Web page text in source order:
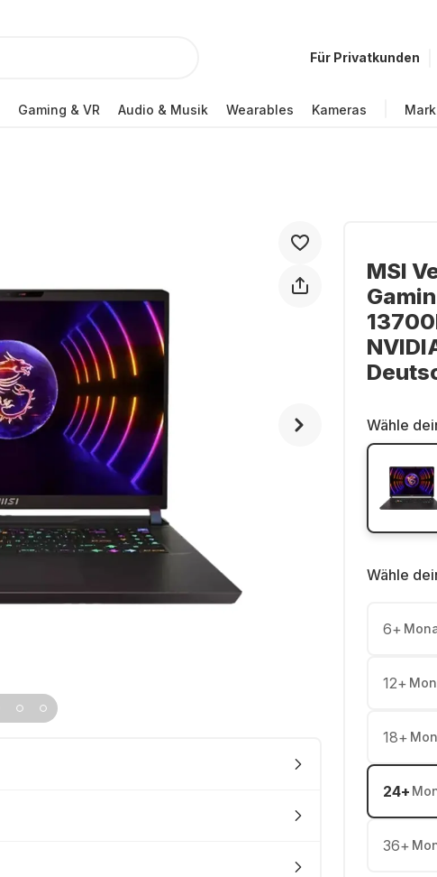
Für Privatkunden
Gaming & VR Audio & Musik Wearables Kameras
MSI
Wähle
Wähle
6+
12+
18+
24+
36+